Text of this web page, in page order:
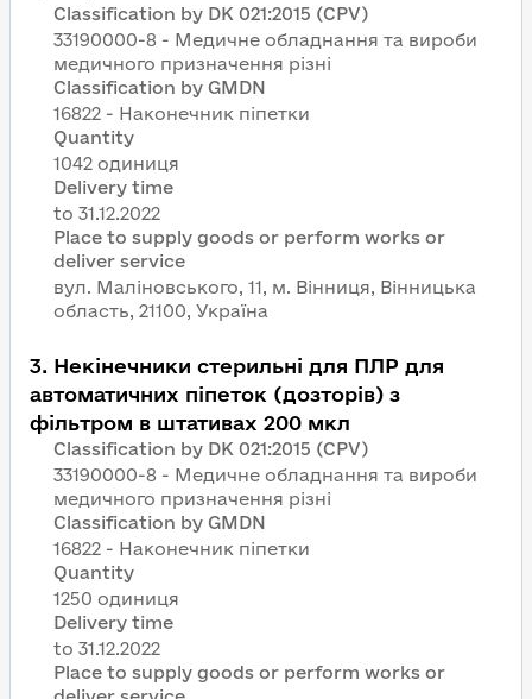
Classification by DK 021:2015 (CPV)
33190000-8 - Медичне обладнання та вироби
медичного призначення різні
Classification by GMDN
16822 - Наконечник піпетки
Quantity
1042 одиниця
Delivery time
Place to supply goods or perform works or
deliver service
вул. Маліновського, 11, м. Вінниця, Вінницька
область, 21100, Україна
3. Некінечники стерильні для ПЛР для
автоматичних піпеток (дозторів) з
фільтром в штативах 200 мкл
Classification by DK 021:2015 (CPV)
33190000-8 - Медичне обладнання та вироби
медичного призначення різні
Classification by GMDN
16822 - Наконечник піпетки
Quantity
1250 одиниця
Delivery time
Place to supply goods or perform works or